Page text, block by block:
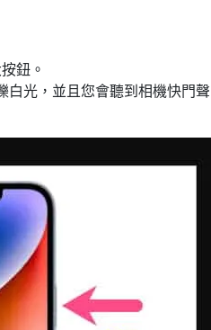
鈕。
光，並且您會聽到相機快門